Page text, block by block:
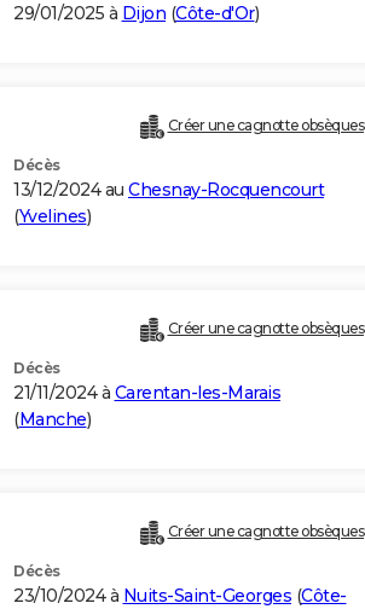
29/01/2025 à Dijon (Côte-d'Or)
Créer une cagnotte obsèques
Décès
13/12/2024 au Chesnay-Rocquencourt
(Yvelines)
Créer une cagnotte obsèques
Décès
21/11/2024 à Carentan-les-Marais
(Manche)
Créer une cagnotte obsèques
Décès
23/10/2024 à Nuits-Saint-Georges (Côte-